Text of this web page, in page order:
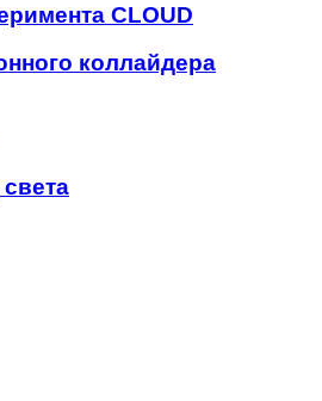
CLOUD
коллайдера